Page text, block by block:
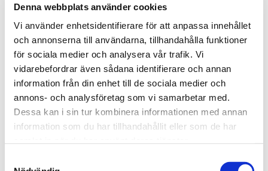
Denna webbplats använder cookies
Vi använder enhetsidentifierare för att anpassa innehållet
och annonserna till användarna, tillhandahålla funktioner
för sociala medier och analysera vår trafik. Vi
vidarebefordrar även sådana identifierare och annan
information från din enhet till de sociala medier och
annons- och analysföretag som vi samarbetar med.
Dessa kan i sin tur kombinera informationen med annan
information som du har tillhandahållit eller som de har
TSWSKU-35650-35653
Format
Typ/Produkt
Portionssnus
Smak
Tobak, Bergamott
Nikotinhalt
9mg/portion
Frågor? Kontakta oss här